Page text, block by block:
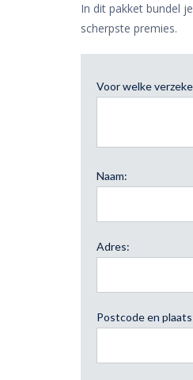
In dit pakket bundel
scherpste premies.
Voor welke
Naam:
Adres:
Postcode en